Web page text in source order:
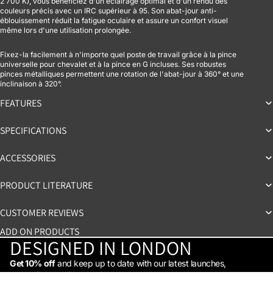
couleurs précis avec un IRC supérieur à 95. Son abat-jour anti-
éblouissement réduit la fatigue oculaire et assure un confort visuel
même lors d'une utilisation prolongée.
Fixez-la facilement à n'importe quel poste de travail grâce à la pince
universelle pour chevalet et à la pince en G incluses. Ses robustes
pinces métalliques permettent une rotation de l'abat-jour à 360° et une
inclinaison à 320°.
FEATURES
SPECIFICATIONS
ACCESSORIES
PRODUCT LITERATURE
CUSTOMER REVIEWS
ADD ON PRODUCTS
DESIGNED IN LONDON
Get 10% offand keep up to date with our latest launches,
promotions, and so much more →